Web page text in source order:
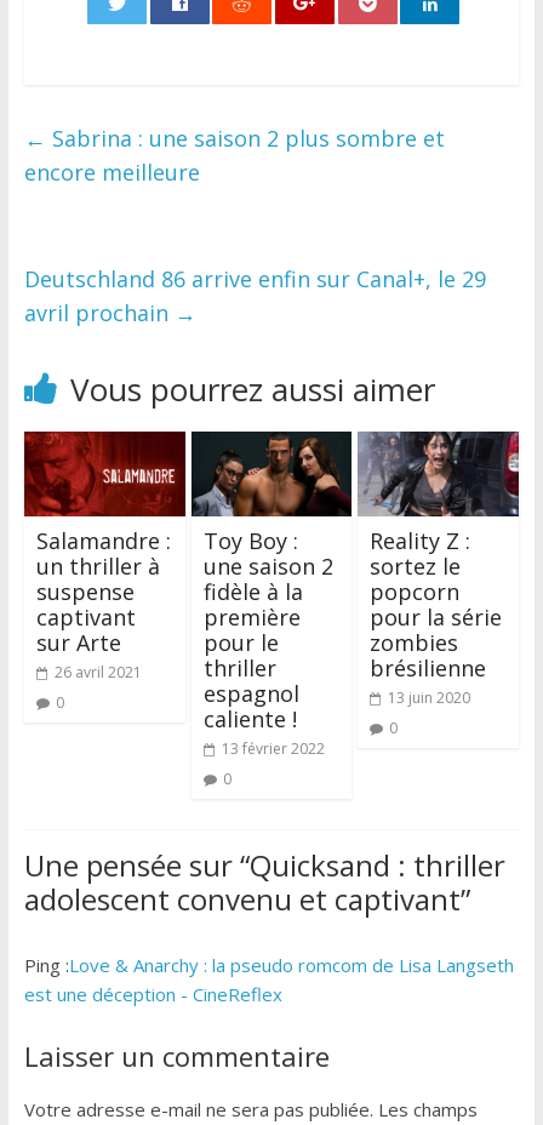
← Sabrina : une saison 2 plus sombre et
encore meilleure
Deutschland 86 arrive enfin sur Canal+, le 29
avril prochain →
Vous pourrez aussi aimer
Salamandre :
un thriller à
suspense
captivant
sur Arte
26 avril 2021
0
Toy Boy :
une saison 2
fidèle à la
première
pour le
thriller
espagnol
caliente !
13 février 2022
0
Reality Z :
sortez le
popcorn
pour la série
zombies
brésilienne
13 juin 2020
0
Une pensée sur “Quicksand : thriller
adolescent convenu et captivant”
Ping :Love & Anarchy : la pseudo romcom de Lisa Langseth
est une déception - CineReflex
Laisser un commentaire
Votre adresse e-mail ne sera pas publiée. Les champs